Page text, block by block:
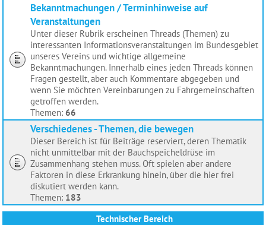
Bekanntmachungen / Terminhinweise auf
Veranstaltungen
Unter dieser Rubrik erscheinen Threads (Themen) zu
interessanten Informationsveranstaltungen im Bundesgebiet
unseres Vereins und wichtige allgemeine
Bekanntmachungen. Innerhalb eines jeden Threads können
Fragen gestellt, aber auch Kommentare abgegeben und
wenn Sie möchten Vereinbarungen zu Fahrgemeinschaften
getroffen werden.
Themen: 66
Verschiedenes - Themen, die bewegen
Dieser Bereich ist für Beiträge reserviert, deren Thematik
nicht unmittelbar mit der Bauchspeicheldrüse im
Zusammenhang stehen muss. Oft spielen aber andere
Faktoren in diese Erkrankung hinein, über die hier frei
diskutiert werden kann.
Themen: 183
Technischer Bereich